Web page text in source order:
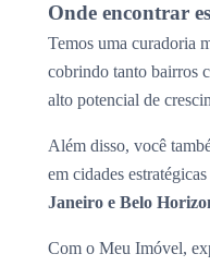
Onde encontrar
Temos uma curadoria
cobrindo tanto bairros
alto potencial de
Além disso, você
em cidades
Janeiro e Belo
Com o Meu Imóvel,